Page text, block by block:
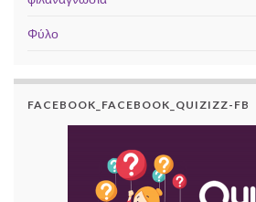
Φύλο
FACEBOOK_FACEBOOK_QUIZIZZ-FB